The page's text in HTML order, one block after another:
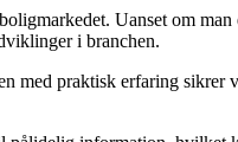
Uanset om
i branchen.
med praktisk erfaring sikrer